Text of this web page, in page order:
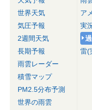
世界天気
気圧予報
2週間天気
長期予報
雨雲レーダー
積雪マップ
PM2.5分布予測
世界の雨雲
ア
実
雷(